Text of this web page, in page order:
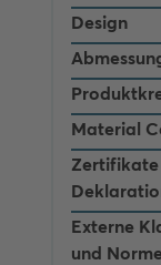
Design
Material
Zertifikate
Externe
und